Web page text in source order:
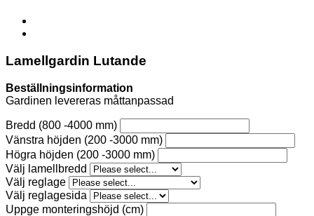
Lamellgardin Lutande
Beställningsinformation
Gardinen levereras måttanpassad
Bredd (800 -4000 mm)
Vänstra höjden (200 -3000 mm)
Högra höjden (200 -3000 mm)
Välj lamellbredd
Välj reglage
Välj reglagesida
Uppge monteringshöjd (cm)